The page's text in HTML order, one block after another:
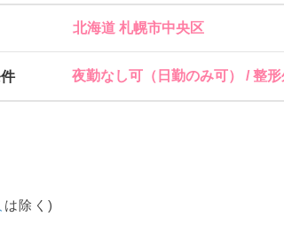
北海道 札幌市中央区
夜勤なし可（日勤のみ可） / 整
は除く)